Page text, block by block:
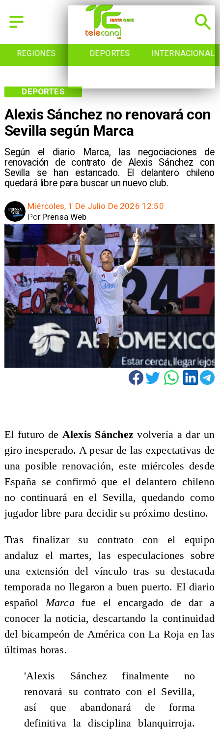
REGIONES DEPORTES INTERNACIONAL
Alexis Sánchez no renovará con
Sevilla según Marca
Según el diario Marca, las negociaciones de
renovación de contrato de Alexis Sánchez con
Sevilla se han estancado. El delantero chileno
quedará libre para buscar un nuevo club.
DEPORTES
Miércoles, 1 De Julio De 2026 12:50
Prensa Web
Por
El futuro de Alexis Sánchezvolvería a dar un
giro inesperado. A pesar de las expectativas de
una posible renovación, este miércoles desde
España se confirmó que el delantero chileno
no continuará en el Sevilla, quedando como
jugador libre para decidir su próximo destino.
Tras finalizar su contrato con el equipo
andaluz el martes, las especulaciones sobre
una extensión del vínculo tras su destacada
temporada no llegaron a buen puerto. El diario
español Marca fue el encargado de dar a
conocer la noticia, descartando la continuidad
del bicampeón de América con La Roja en las
últimas horas.
'Alexis Sánchez finalmente no
renovará su contrato con el Sevilla,
así que abandonará de forma
definitiva la disciplina blanquirroja.